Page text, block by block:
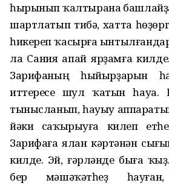
һырынып ҡалтырана
шартлатып тибә, хатта
һикереп ҡасырға
ла Сания апай ярҙамға
Зарифаның һыйырҙарын
иттереүсе шул ҡатын
тынысланып, һауыу
йәки саҡырыуға килеп
Зарифаға ялан кәртәнән
килде. Эй, ғәрләнде быға
бер мәшәҡәтһеҙ һауған,